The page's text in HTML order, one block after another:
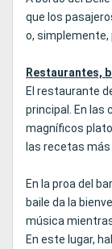
que los
o, simplemente,
Restaurantes,
El restaurante
principal. En las
magníficos
las recetas
En la proa del
baile da la
música
En este lugar,